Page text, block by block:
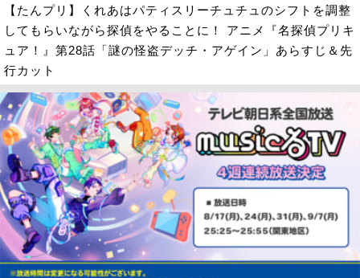
【たんプリ】くれあはパティスリーチュチュのシフトを調整
してもらいながら探偵をやることに！ アニメ『名探偵プリキ
ュア！』第28話「謎の怪盗デッチ・アゲイン」あらすじ＆先
行カット